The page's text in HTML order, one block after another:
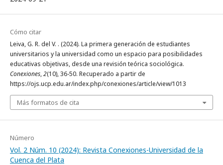
Cómo citar
Leiva, G. R. del V. . (2024). La primera generación de estudiantes
universitarios y la universidad como un espacio para posibilidades
educativas objetivas, desde una revisión teórica sociológica.
Conexiones,2(10), 36-50. Recuperado a partir de
https://ojs.ucp.edu.ar/index.php/conexiones/article/view/1013
Más formatos de cita
Número
Vol. 2 Núm. 10 (2024): Revista Conexiones-Universidad de la
Cuenca del Plata